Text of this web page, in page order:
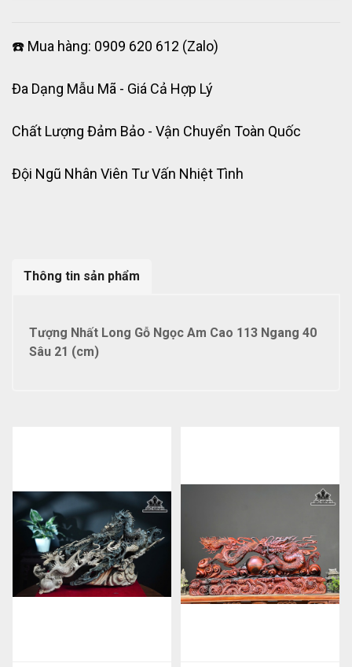
☎️ Mua hàng: 0909 620 612 (Zalo)
Đa Dạng Mẫu Mã - Giá Cả Hợp Lý
Chất Lượng Đảm Bảo - Vận Chuyển Toàn Quốc
Đội Ngũ Nhân Viên Tư Vấn Nhiệt Tình
Thông tin sản phẩm
Tượng Nhất Long Gỗ Ngọc Am Cao 113 Ngang 40
Sâu 21 (cm)